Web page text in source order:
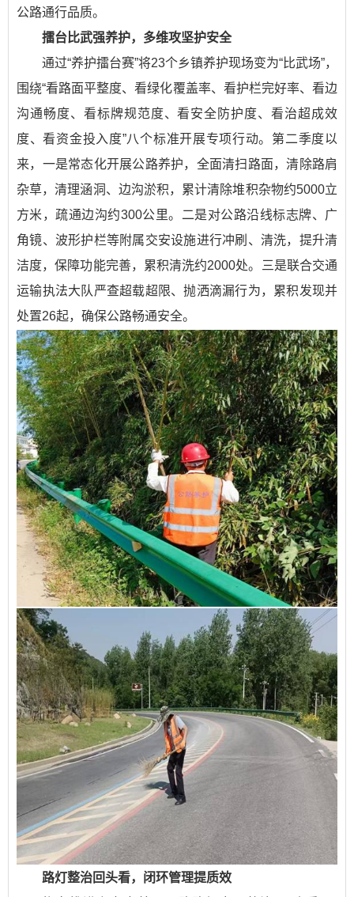
公路通行品质。
擂台比武强养护，多维攻坚护安全
通过“养护擂台赛”将23个乡镇养护现场变为“比武场”，
围绕“看路面平整度、看绿化覆盖率、看护栏完好率、看边
沟通畅度、看标牌规范度、看安全防护度、看治超成效
度、看资金投入度”八个标准开展专项行动。第二季度以
来，一是常态化开展公路养护，全面清扫路面，清除路肩
杂草，清理涵洞、边沟淤积，累计清除堆积杂物约5000立
方米，疏通边沟约300公里。二是对公路沿线标志牌、广
角镜、波形护栏等附属交安设施进行冲刷、清洗，提升清
洁度，保障功能完善，累积清洗约2000处。三是联合交通
运输执法大队严查超载超限、抛洒滴漏行为，累积发现并
处置26起，确保公路畅通安全。
路灯整治回头看，闭环管理提质效